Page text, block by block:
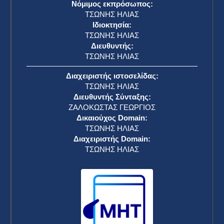
Νόμιμος εκπρόσωπος:
ΤΣΩΝΗΣ ΗΛΙΑΣ
Ιδιοκτησία:
ΤΣΩΝΗΣ ΗΛΙΑΣ
Διευθυντής:
ΤΣΩΝΗΣ ΗΛΙΑΣ
Διαχειριστής ιστοσελίδας:
ΤΣΩΝΗΣ ΗΛΙΑΣ
Διευθυντής Σύνταξης:
ΖΑΛΟΚΩΣΤΑΣ ΓΕΩΡΓΙΟΣ
Δικαιούχος Domain:
ΤΣΩΝΗΣ ΗΛΙΑΣ
Διαχειριστής Domain:
ΤΣΩΝΗΣ ΗΛΙΑΣ